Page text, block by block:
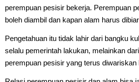
perempuan pesisir bekerja. Perempuan
boleh diambil dan kapan alam harus
Pengetahuan itu tidak lahir dari bangku
selalu pemerintah lakukan, melainkan
perempuan pesisir yang terus diwariskan